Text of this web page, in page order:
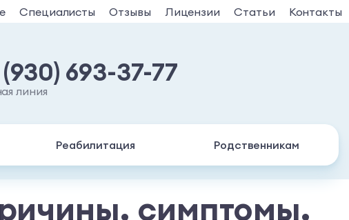
Специалисты Отзывы Лицензии Статьи Контакты
(930) 693-37-77
линия
Реабилитация Родственникам
симптомы,